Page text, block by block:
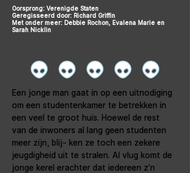
Oorsprong: Verenigde Staten
Geregisseerd door: Richard Griffin
Met onder meer: Debbie Rochon, Evalena Marie en
Sarah Nicklin
Een jonge man gaat in op een uitnodiging
om een studentenkamer te betrekken in
een veel te groot huis. Hoewel de rest
van de inwoners al lang geen studenten
meer zijn, blij- ken ze toch een zekere
jeugdigheid uit te stralen. Al vlug komt de
jonge kerel erachter dat iedereen z’n